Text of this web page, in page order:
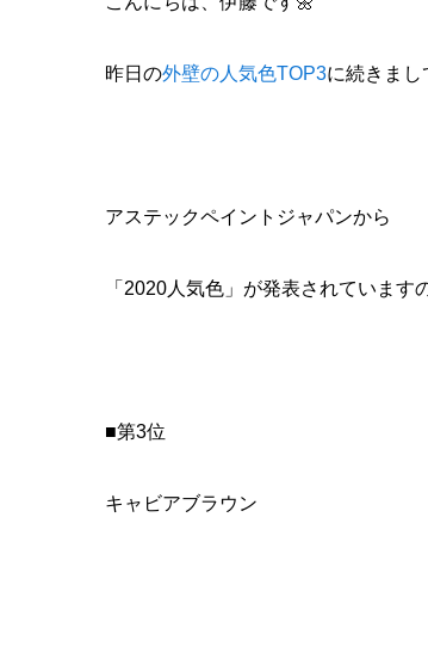
昨日の外壁の人気色TOP3に続きまし
アステックペイントジャパンから
「2020人気色」が発表されています
■第3位
キャビアブラウン